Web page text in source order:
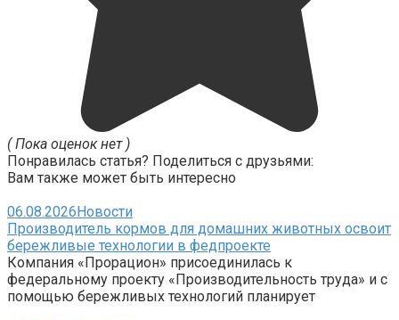
( Пока оценок нет )
Понравилась статья? Поделиться с друзьями:
Вам также может быть интересно
06.08.2026Новости
Производитель кормов для домашних животных освоит
бережливые технологии в федпроекте
Компания «Прорацион» присоединилась к
федеральному проекту «Производительность труда» и с
помощью бережливых технологий планирует